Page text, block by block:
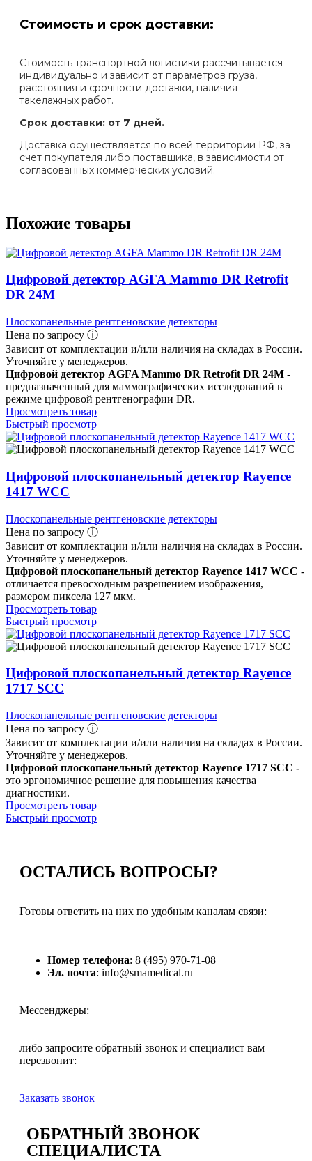
Стоимость и срок доставки:
Стоимость транспортной логистики рассчитывается
индивидуально и зависит от параметров груза,
расстояния и срочности доставки, наличия
такелажных работ.
Срок доставки: от 7 дней.
Доставка осуществляется по всей территории РФ, за
счет покупателя либо поставщика, в зависимости от
согласованных коммерческих условий.
Похожие товары
Цифровой детектор AGFA Mammo DR Retrofit
DR 24M
Плоскопанельные рентгеновские детекторы
Цена по запросу ⓘ
Зависит от комплектации и/или наличия на складах в России.
Уточняйте у менеджеров.
Цифровой детектор AGFA Mammo DR Retrofit DR 24M -
предназначенный для маммографических исследований в
режиме цифровой рентгенографии DR.
Просмотреть товар
Быстрый просмотр
Цифровой плоскопанельный детектор Rayence
1417 WCC
Плоскопанельные рентгеновские детекторы
Цена по запросу ⓘ
Зависит от комплектации и/или наличия на складах в России.
Уточняйте у менеджеров.
Цифровой плоскопанельный детектор Rayence 1417 WCC -
отличается превосходным разрешением изображения,
размером пиксела 127 мкм.
Просмотреть товар
Быстрый просмотр
Цифровой плоскопанельный детектор Rayence
1717 SCC
Плоскопанельные рентгеновские детекторы
Цена по запросу ⓘ
Зависит от комплектации и/или наличия на складах в России.
Уточняйте у менеджеров.
Цифровой плоскопанельный детектор Rayence 1717 SCC -
это эргономичное решение для повышения качества
диагностики.
Просмотреть товар
Быстрый просмотр
ОСТАЛИСЬ ВОПРОСЫ?
Готовы ответить на них по удобным каналам связи:
Номер телефона: 8 (495) 970-71-08
Эл. почта: info@smamedical.ru
Мессенджеры:
либо запросите обратный звонок и специалист вам
перезвонит:
Заказать звонок
ОБРАТНЫЙ ЗВОНОК
СПЕЦИАЛИСТА